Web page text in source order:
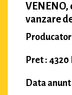
VENENO,
vanzare
Pret : 4320
Data anunt